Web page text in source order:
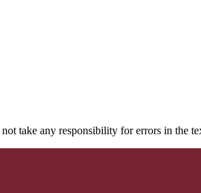
take any responsibility for errors in the